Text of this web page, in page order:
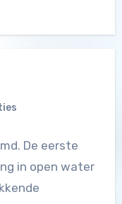
De eerste
in open water